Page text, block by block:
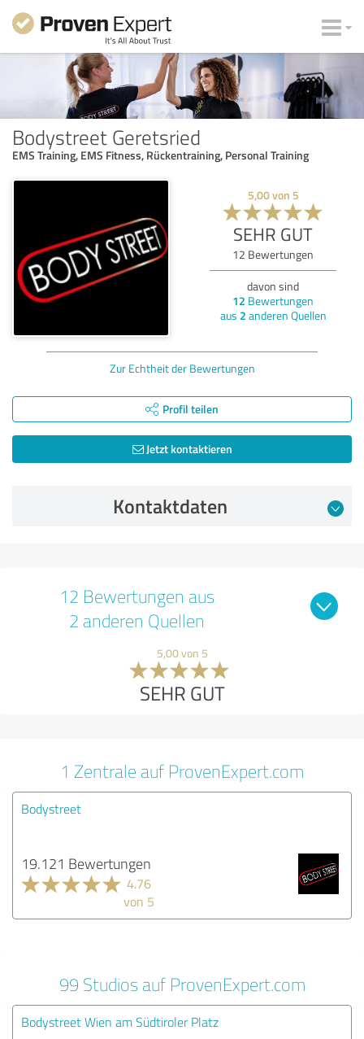
Bodystreet Geretsried
EMS Training, EMS Fitness, Rückentraining, Personal Training
5,00von 5
SEHR GUT
12 Bewertungen
davon sind
12 Bewertungen
aus 2 anderen Quellen
Zur Echtheit der Bewertungen
Profil teilen
Jetzt kontaktieren
Kontaktdaten
12 Bewertungen aus
2 anderen Quellen
5,00 von 5
SEHR GUT
1 Zentrale auf ProvenExpert.com
Bodystreet
19.121 Bewertungen
4.76
von 5
99 Studios auf ProvenExpert.com
Bodystreet Wien am Südtiroler Platz